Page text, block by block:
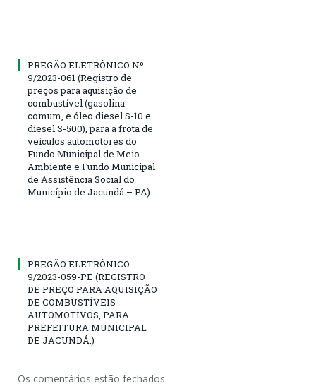
PREGÃO ELETRÔNICO Nº
9/2023-061 (Registro de
preços para aquisição de
combustível (gasolina
comum, e óleo diesel S-10 e
diesel S-500), para a frota de
veículos automotores do
Fundo Municipal de Meio
Ambiente e Fundo Municipal
de Assistência Social do
Município de Jacundá – PA)
PREGÃO ELETRÔNICO
9/2023-059-PE (REGISTRO
DE PREÇO PARA AQUISIÇÃO
DE COMBUSTÍVEIS
AUTOMOTIVOS, PARA
PREFEITURA MUNICIPAL
DE JACUNDÁ.)
Os comentários estão fechados.